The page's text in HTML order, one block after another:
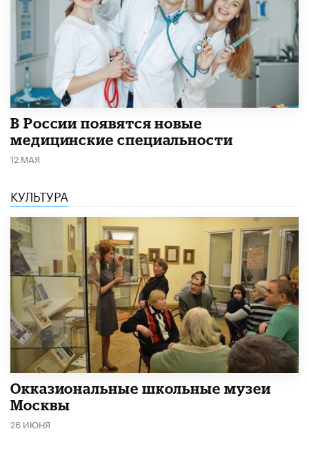
В России появятся новые
медицинские специальности
12 МАЯ
КУЛЬТУРА
​Окказиональные школьные музеи
Москвы
26 ИЮНЯ